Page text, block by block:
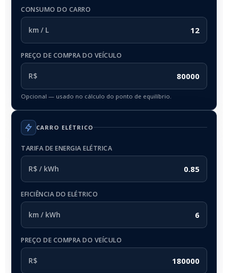
CONSUMO DO CARRO
km / L
PREÇO DE COMPRA DO VEÍCULO
R$
Opcional — usado no cálculo do ponto de equilíbrio.
CARRO ELÉTRICO
TARIFA DE ENERGIA ELÉTRICA
R$ / kWh
EFICIÊNCIA DO ELÉTRICO
km / kWh
PREÇO DE COMPRA DO VEÍCULO
R$